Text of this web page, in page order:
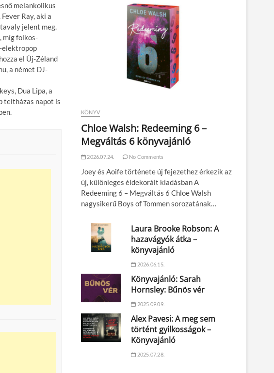
melankolikus
Ray, aki a
jelent meg.
míg folkos-
elektropop
el Új-Zéland
a német DJ-
Dua Lipa, a
teltházas napot is
KÖNYV
Chloe Walsh: Redeeming 6 –
Megváltás 6 könyvajánló
2026.07.24. No Comments
Joey és Aoife története új fejezethez érkezik az
új, különleges éldekorált kiadásban A
Redeeming 6 – Megváltás 6 Chloe Walsh
nagysikerű Boys of Tommen sorozatának…
Laura Brooke Robson: A
hazavágyók átka –
könyvajánló
2026.06.15.
Könyvajánló: Sarah
Hornsley: Bűnös vér
2025.09.09.
Alex Pavesi: A meg sem
történt gyilkosságok –
Könyvajánló
2025.07.28.